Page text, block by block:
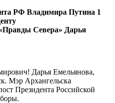
РФ Владимира Путина 1
Севера» Дарья
Дарья Емельянова,
Мэр Архангельска
Президента Российской